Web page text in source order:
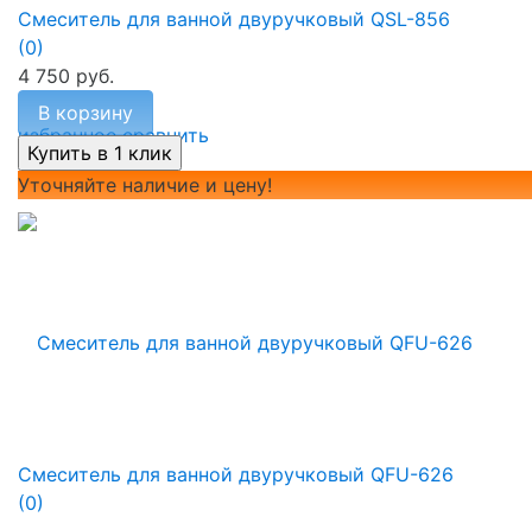
избранное сравнить
Смеситель для ванной двуручковый QSL-856
(0)
4 750 руб.
В корзину
Уточняйте наличие и цену!
Смеситель для ванной двуручковый QFU-626
(0)